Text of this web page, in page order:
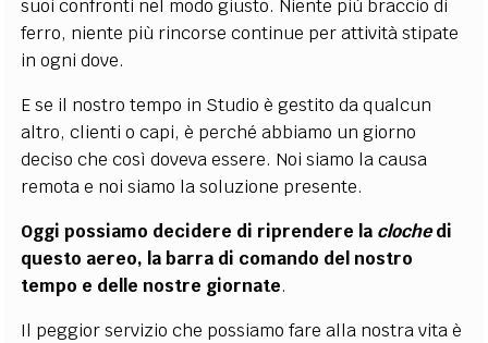
suoi confronti nel modo giusto. Niente più braccio di
ferro, niente più rincorse continue per attività stipate
in ogni dove.
E se il nostro tempo in Studio è gestito da qualcun
altro, clienti o capi, è perché abbiamo un giorno
deciso che così doveva essere. Noi siamo la causa
remota e noi siamo la soluzione presente.
Oggi possiamo decidere di riprendere la clochedi
questo aereo, la barra di comando del nostro
tempo e delle nostre giornate.
Il peggior servizio che possiamo fare alla nostra vita è